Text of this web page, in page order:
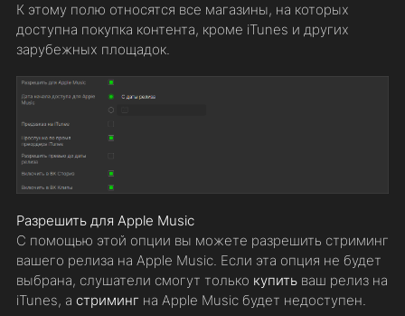
К этому полю относятся все магазины, на которых
доступна покупка контента, кроме iTunes и других
зарубежных площадок.
Разрешить для Apple Music
С помощью этой опции вы можете разрешить стриминг
вашего релиза на Apple Music. Если эта опция не будет
выбрана, слушатели смогут только купить ваш релиз на
iTunes, а стриминг на Apple Music будет недоступен.